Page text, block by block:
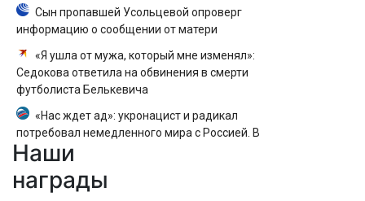
Сын пропавшей Усольцевой опроверг
информацию о сообщении от матери
«Я ушла от мужа, который мне изменял»:
Седокова ответила на обвинения в смерти
футболиста Белькевича
«Нас ждет ад»: укронацист и радикал
потребовал немедленного мира с Россией. В
чем хитрость?
Наши
награды